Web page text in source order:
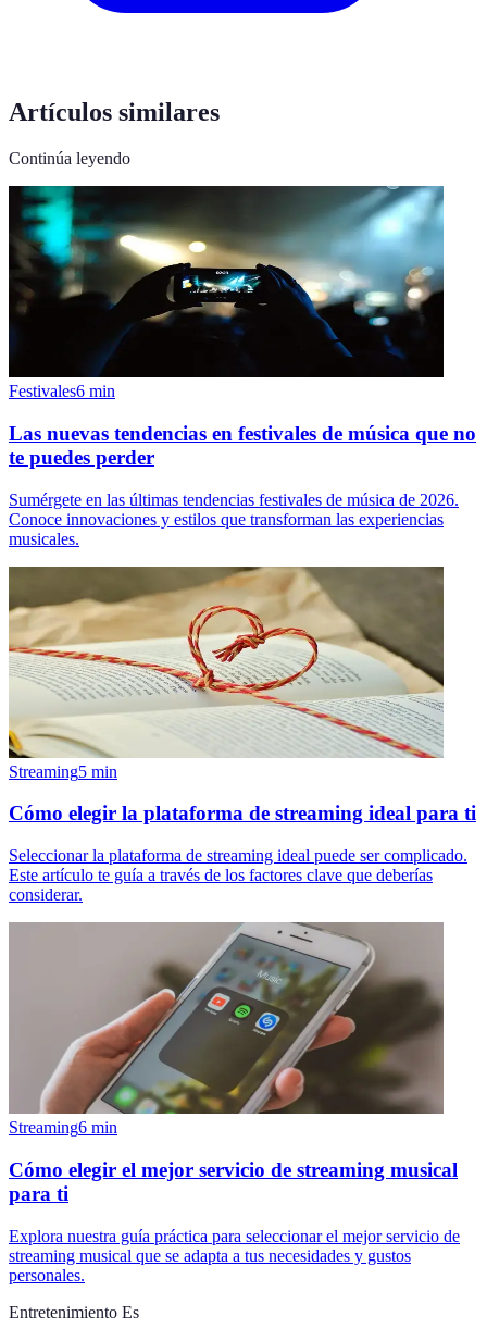
Artículos similares
Continúa leyendo
Festivales6 min
Las nuevas tendencias en festivales de música que no
te puedes perder
Sumérgete en las últimas tendencias festivales de música de 2026.
Conoce innovaciones y estilos que transforman las experiencias
musicales.
Streaming5 min
Cómo elegir la plataforma de streaming ideal para ti
Seleccionar la plataforma de streaming ideal puede ser complicado.
Este artículo te guía a través de los factores clave que deberías
considerar.
Streaming6 min
Cómo elegir el mejor servicio de streaming musical
para ti
Explora nuestra guía práctica para seleccionar el mejor servicio de
streaming musical que se adapta a tus necesidades y gustos
personales.
Entretenimiento Es